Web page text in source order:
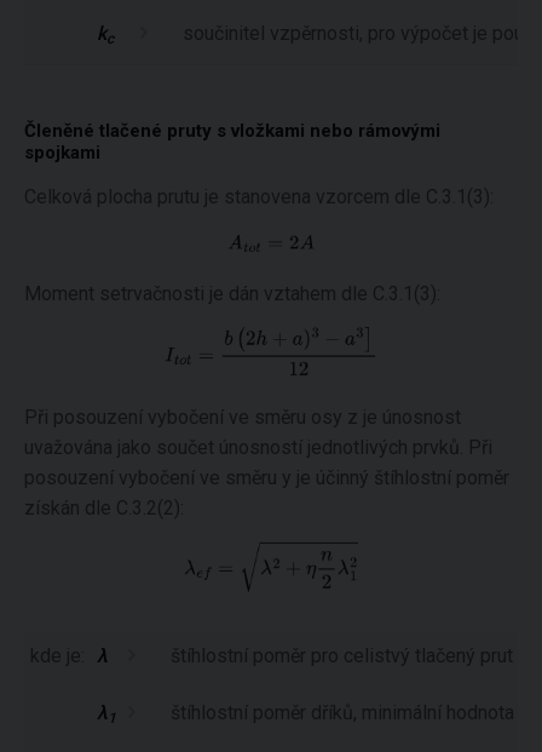
kc součinitel vzpěrnosti, pro výpočet je
Členěné tlačené pruty s vložkami nebo rámovými
spojkami
Celková plocha prutu je stanovena vzorcem dle C.3.1(3):
Moment setrvačnosti je dán vztahem dle C.3.1(3):
Při posouzení vybočení ve směru osy z je únosnost
uvažována jako součet únosností jednotlivých prvků. Při
posouzení vybočení ve směru y je účinný štíhlostní poměr
získán dle C.3.2(2):
kde je: λ štíhlostní poměr pro celistvý tlačený prut
λ 1 štíhlostní poměr dříků, minimální hodnota je